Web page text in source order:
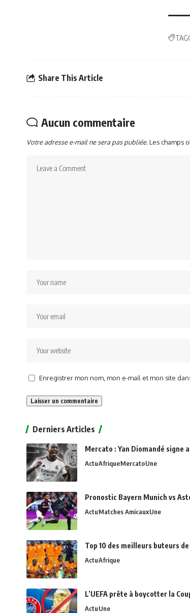
Share This Article
Aucun commentaire
Votre adresse e-mail ne sera pas publiée.Les champs
Enregistrer mon nom, mon e-mail et mon site
Derniers Articles
Mercato : Yan Diomandé signe
ActuAfriqueMercatoUne
Pronostic Bayern Munich vs
ActuMatches AmicauxUne
Top 10 des meilleurs buteurs
ActuAfrique
L’UEFA prête à boycotter la
ActuUne